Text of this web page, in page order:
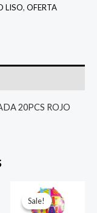
LISO, OFERTA
20PCS ROJO
Sale!
Sale!
El
precio